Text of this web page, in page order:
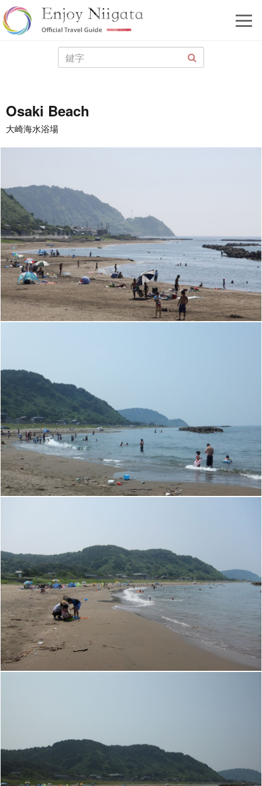
Osaki Beach
大崎海水浴場